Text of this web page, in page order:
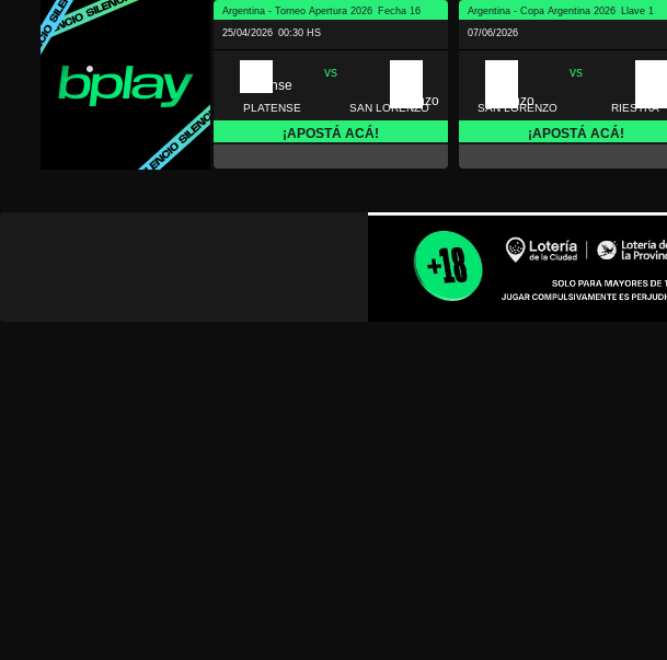
Argentina - Torneo Apertura 2026 Fecha 16
25/04/2026 00:30 HS
PLATENSE SAN LORENZO
vs
¡APOSTÁ ACÁ!
Argentina - Copa Argentina 2026 Llave 1
07/06/2026
SAN LORENZO RIESTRA
vs
¡APOSTÁ ACÁ!